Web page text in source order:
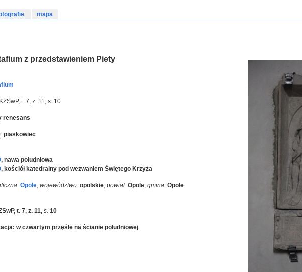
mapa
z przedstawieniem Piety
KZSwP, t. 7, z. 11, s. 10
renesans
piaskowiec
, nawa południowa
, kościół katedralny pod wezwaniem Świętego Krzyża
Opole, województwo: opolskie, powiat: Opole, gmina: Opole
t. 7, z. 11, s. 10
w czwartym przęśle na ścianie południowej